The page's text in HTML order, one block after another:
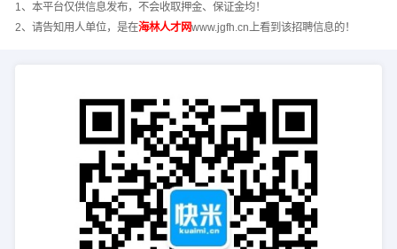
1、本平台仅供信息发布，不会收取押金、保证金均！
2、请告知用人单位，是在海林人才网www.jgfh.cn上看到该招聘信息的！